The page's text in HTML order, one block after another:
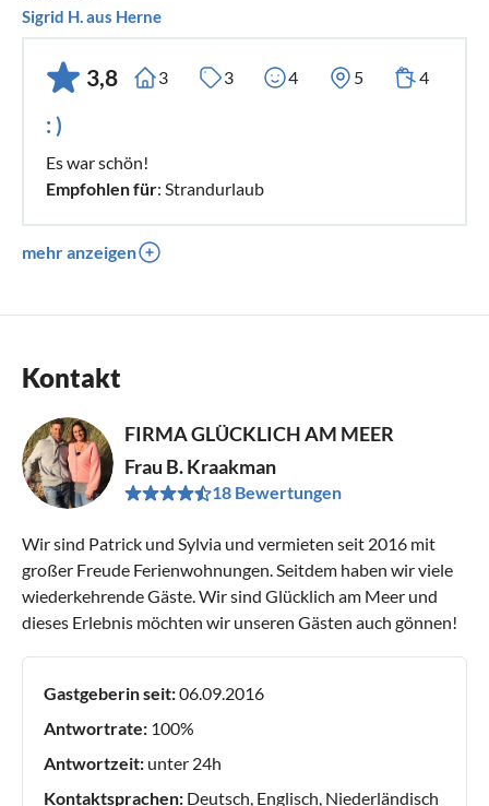
Sigrid H. aus Herne
3,8 3 3 4 5 4
: )
Es war schön!
Empfohlen für: Strandurlaub
mehr anzeigen
Kontakt
FIRMA GLÜCKLICH AM MEER
Frau B. Kraakman
18 Bewertungen
Wir sind Patrick und Sylvia und vermieten seit 2016 mit
großer Freude Ferienwohnungen. Seitdem haben wir viele
wiederkehrende Gäste. Wir sind Glücklich am Meer und
dieses Erlebnis möchten wir unseren Gästen auch gönnen!
Gastgeberin seit:06.09.2016
Antwortrate: 100%
Antwortzeit: unter 24h
Kontaktsprachen: Deutsch, Englisch, Niederländisch